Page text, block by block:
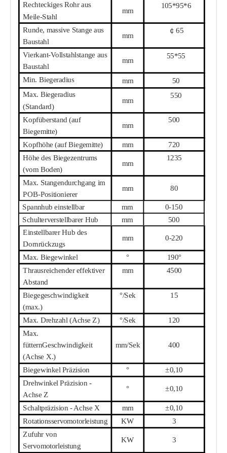
Rechteckiges Rohr aus
Meile-Stahl
mm
105*95*6
Runde, massive Stange aus
Baustahl
mm
￠65
Vierkant-Vollstahlstange aus
Baustahl
mm
55*55
Min. Biegeradius mm 50
Max. Biegeradius
(Standard)
mm
550
Kopfüberstand (auf
Biegemitte)
mm
500
Kopfhöhe (auf Biegemitte) mm 720
Höhe des Biegezentrums
(vom Boden)
mm
1235
Max. Stangendurchgang im
POB-Positionierer
mm 80
Spannhub einstellbar mm 0-150
Schulterverstellbarer Hub
mm
500
Einstellbarer Hub des
Dornrückzugs
mm 0-220
Max. Biegewinkel °
190°
Thrausreichender effektiver
Abstand
mm 4500
Biegegeschwindigkeit
(max.)
°/Sek 15
Max. Drehzahl (Achse Z) °/Sek
120
Max.
fütternGeschwindigkeit
(Achse X.)
mm/Sek 400
Biegewinkel Präzision °
±0,10
Drehwinkel Präzision -
Achse Z
° ±0,10
Schaltpräzision - Achse X mm
±0,10
Rotationsservomotorleistung
KW
3
Zufuhr von
Servomotorleistung
KW 3